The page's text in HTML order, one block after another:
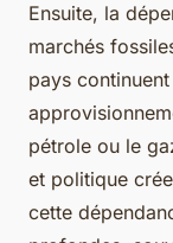
Ensuite, la
marchés
pays
pétrole ou le
et politique
cette